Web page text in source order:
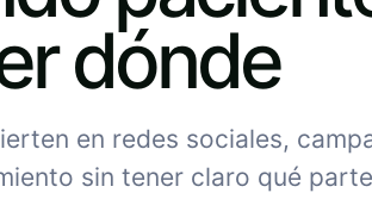
dónde
en redes sociales,
sin tener claro qué